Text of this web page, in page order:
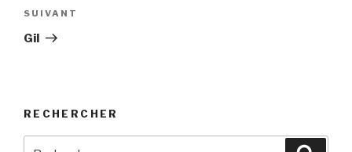
Article
suivant
SUIVANT
Gil
RECHERCHER